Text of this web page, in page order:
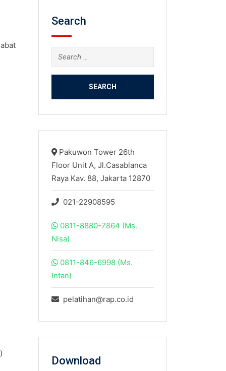
Search
Search
for:
Pakuwon Tower 26th
Floor Unit A, Jl.Casablanca
Raya Kav. 88, Jakarta 12870
021-22908595
0811-8880-7864 (Ms.
Nisa)
0811-846-6998 (Ms.
Intan)
pelatihan@rap.co.id
Download